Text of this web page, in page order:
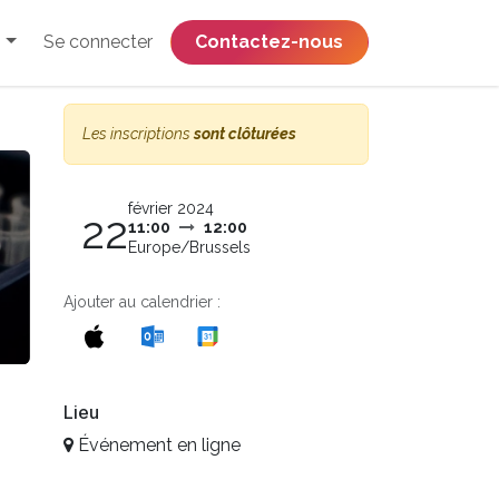
Se connecter ​​​​​​​​​​​​​​​​Contactez-nous
Les inscriptionssont clôturées
22février 2024
11:00
12:00
Europe/Brussels
Ajouter au calendrier :
Lieu
Événement en ligne